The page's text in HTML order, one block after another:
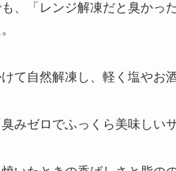
、「レンジ解凍だと臭かっ
て自然解凍し、軽く塩やお
みゼロでふっくら美味しい